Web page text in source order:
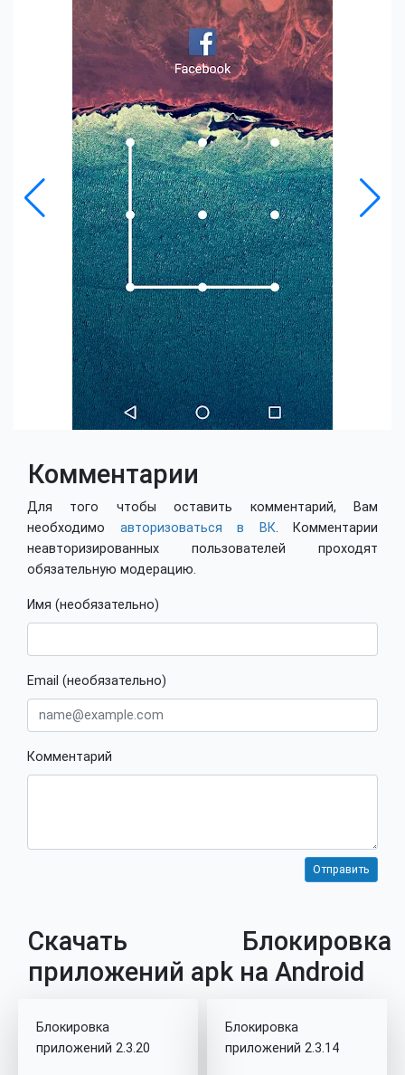
Комментарии
Для того чтобы оставить комментарий, Вам
необходимо авторизоваться в ВК. Комментарии
неавторизированных пользователей проходят
обязательную модерацию.
Имя (необязательно)
Email (необязательно)
Комментарий
Скачать Блокировка
приложений apk на Android
Блокировка
приложений 2.3.20
Блокировка
приложений 2.3.14